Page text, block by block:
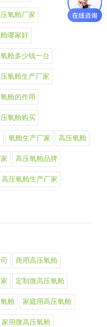
氧舱厂家
哪家好
舱多少钱一台
氧舱生产厂家
舱的作用
氧舱购买
氧舱生产厂家 高压氧舱
高压氧舱品牌
高压氧舱生产厂家
商用高压氧舱
定制微高压氧舱
舱 家庭用高压氧舱
家用微高压氧舱